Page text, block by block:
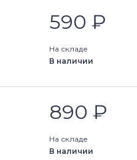
590 ₽
На складе
В наличии
890 ₽
На складе
В наличии